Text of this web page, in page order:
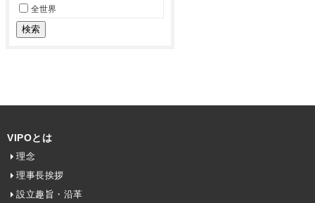
全世界
VIPOとは
理念
理事長挨拶
設立趣旨・沿革